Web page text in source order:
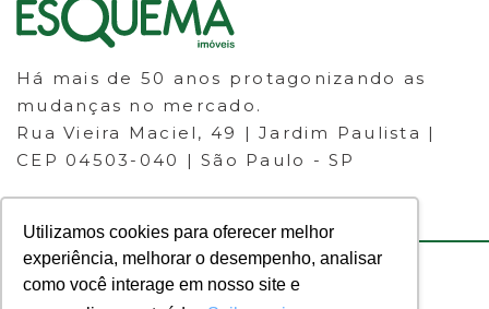
Utilizamos cookies para oferecer melhor
experiência, melhorar o desempenho, analisar
como você interage em nosso site e
Há mais de 50 anos protagonizando as
mudanças no mercado.
Rua Vieira Maciel, 49 | Jardim Paulista |
CEP 04503-040 | São Paulo - SP
© 2023 ESQUEMA IMÓVEIS - CRECI